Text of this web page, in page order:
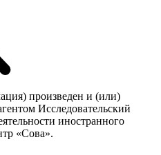
произведен и (или)
Исследовательский
иностранного
«Сова».